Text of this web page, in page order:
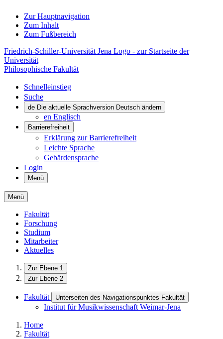
Zur Hauptnavigation
Zum Inhalt
Zum Fußbereich
Friedrich-Schiller-Universität Jena Logo - zur Startseite der
Universität
Philosophische Fakultät
Schnelleinstieg
Suche
de Die aktuelle Sprachversion Deutsch ändern
en Englisch
Barrierefreiheit
Erklärung zur Barrierefreiheit
Leichte Sprache
Gebärdensprache
Login
Menü
Menü
Fakultät
Forschung
Studium
Mitarbeiter
Aktuelles
Zur Ebene 1
Zur Ebene 2
Fakultät Unterseiten des Navigationspunktes Fakultät
Institut für Musikwissenschaft Weimar-Jena
Home
Fakultät